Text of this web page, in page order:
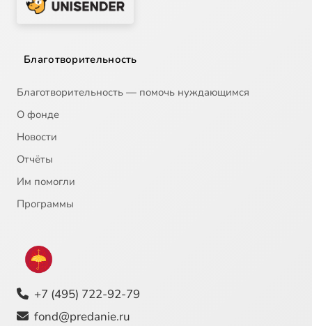
Благотворительность
Благотворительность — помочь нуждающимся
О фонде
Новости
Отчёты
Им помогли
Программы
+7 (495) 722-92-79
fond@predanie.ru